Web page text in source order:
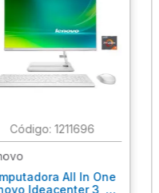
:1211696
All In One
Ideacenter 3 ,